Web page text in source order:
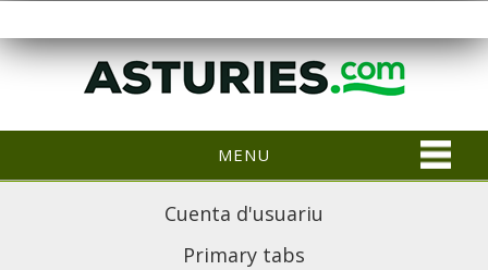
MENU
Cuenta d'usuariu
Primary tabs